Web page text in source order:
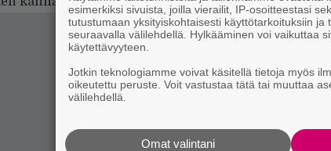
esimerkiksi sivuista, joilla vierailit, IP-osoitteestasi
tutustumaan yksityiskohtaisesti käyttötarkoituksiin ja
seuraavalla välilehdellä. Hylkääminen voi vaikuttaa
käytettävyyteen.
Jotkin teknologiamme voivat käsitellä tietoja myös
oikeutettu peruste. Voit vastustaa tätä tai muuttaa
välilehdellä.
Omat valintani